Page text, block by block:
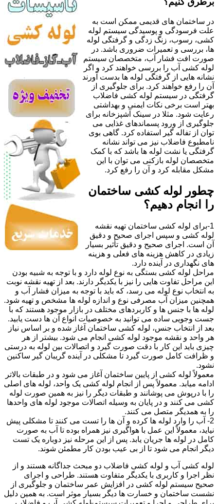
در ساختمان های قدیمی ممکن است به
علت فرسودگی و پوسیدگی سیستم لوله
کشی، رسوب، زنگ زدگی و گرفتگی لوله
ها، بررسی و تعمیرات ضروری باشد. در
صورت افت فشار آب، متخصصان سیستم
لوله کشی آب را بررسی خواهند کرد و اگر
نشانه هایی از گرفتگی لوله ها بدست آورند
آن را رفع خواهند کرد. برای جلوگیری از
گرفتگی در سیستم لوله کشی فاضلاب
بهتر است برخی نکات ایمنی و بهداشتی
رعایت شود. مثلا در سینک آشپزخانه برای
جلوگیری از ورود پسماندهای غذایی می
توان از تفاله گیر استفاده کرد. گاهی بوی
نامطبوع فاضلاب نیز می تواند نشانه
گرفتگی یا نشت لوله ها باشد که با کمک
متخصصان لوله بازکنی می توان با این
مشکل مقابله کرد و آن را رفع کرد.
چطور لوله کشی ساختمان
را انجام دهیم؟
1-برای لوله کشی ساختمان تهیه نقشه
لوله کشی و سپس اجرای صحیح و دقیق
آن است. اجرای صحیح و دقیق تأثیر بسیار
زیادی در کاهش هزینه های فعلی و هزینه
های نگهداری در آینده دارد.
مراحل لوله کشی بستگی به نوع لوله دارد و با توجه به شبیه بودن
این مراحل تفاوت هایی را نیز با یکدیگر دارند. بعد از تهیه نقشه نوبت
به انتخاب نوع لوله می رسد، که باید با توجه به میزان فشار آب و
همچنین میزان آب مصرفی نوع و اندازه لوله ها مشخص و تهیه شود.
لوله ها با جنس ها و کاربردهای مختلف در بازار موجود هستند که با
جست وجویی ساده می توانید به خصوصیات انواع آن ها دست یابید.
بعد از انتخاب جنس، لوله کشی ساختمان آغاز شده و بر اساس نیاز
هر واحد و نقشه موجود لوله کشی انجام می شود. بیشتر از هر
چیزی باید این کار با دقت صورت گیرد و اتصالات بین لوله به درستی
و ظرافت کامل صورت گیرد تا مشکلی در آینده گریبان گیر ساکنین
نشود.
معمولاً لوله کشی از پایین ساختمان آغاز می شود و در طبقات بالاتر
ادامه میابد. معمولاً پس از انجام لوله کشی یک واحد، لوله های اصلی
را با درپوش می پوشانند و طبقات دیگر را نیز به همین صورت لوله
کشی می کنند و در پایان به وسیله اتصالات موجود لوله های واحدها
را به همدیگر متصل می کنند.
2- آب را وارد لوله ها کرده و آن ها را تست می کنند تا مشکلی پیش
نیاید، معمولاً این عمل با هواگیری نیز همراه بوده تا آب به صورت
کامل در لوله ها جریان یابد. پس از این مرحله نیز دوباره یک تست
دیگر انجام می شود تا از بی عیب بودن کار مطمئن شوند.
لوله کشی آب و لوله کشی فاضلاب دو مبحث جداگانه هستند و از
نظر اجرا و کاربری با یکدیگر متفاوت هستند. طراحی و اجرای
صحیح سیستم لوله کشی در افزایش عمر ساختمان و جلوگیری از
نشست ساختمان و خسارت ها دیگر بسیار موثر است. به همین دلیل